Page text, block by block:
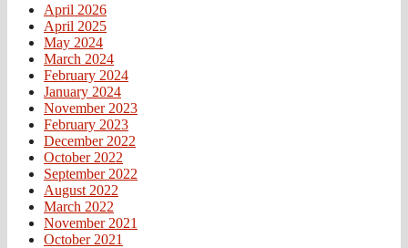
April 2026
April 2025
May 2024
March 2024
February 2024
January 2024
November 2023
February 2023
December 2022
October 2022
September 2022
August 2022
March 2022
November 2021
October 2021